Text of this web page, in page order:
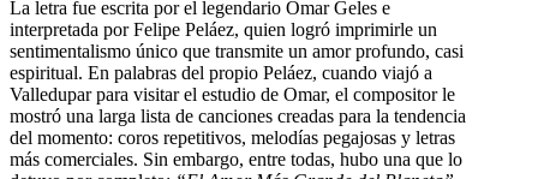
La letra fue escrita por el legendario Omar Geles e
interpretada por Felipe Peláez, quien logró imprimirle un
sentimentalismo único que transmite un amor profundo, casi
espiritual. En palabras del propio Peláez, cuando viajó a
Valledupar para visitar el estudio de Omar, el compositor le
mostró una larga lista de canciones creadas para la tendencia
del momento: coros repetitivos, melodías pegajosas y letras
más comerciales. Sin embargo, entre todas, hubo una que lo